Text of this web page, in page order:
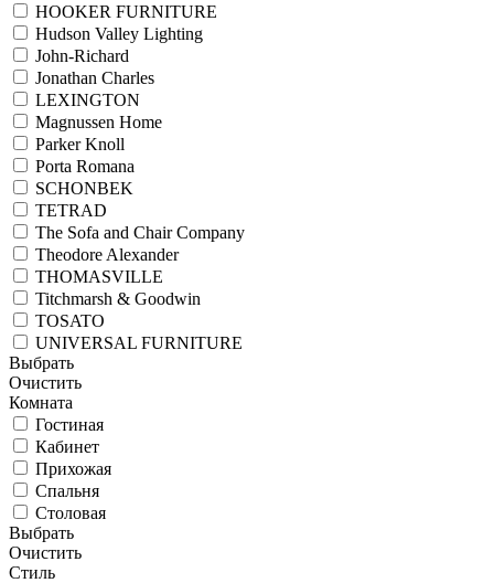
HOOKER FURNITURE
Hudson Valley Lighting
John-Richard
Jonathan Charles
LEXINGTON
Magnussen Home
Parker Knoll
Porta Romana
SCHONBEK
TETRAD
The Sofa and Chair Company
Theodore Alexander
THOMASVILLE
Titchmarsh & Goodwin
TOSATO
UNIVERSAL FURNITURE
Выбрать
Очистить
Комната
Гостиная
Кабинет
Прихожая
Спальня
Столовая
Выбрать
Очистить
Стиль